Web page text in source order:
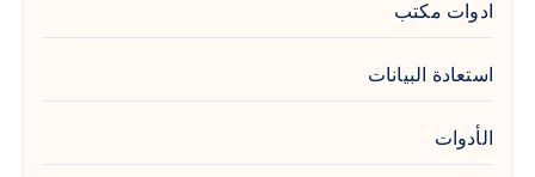
ادوات مكتب
استعادة البيانات
الأدوات